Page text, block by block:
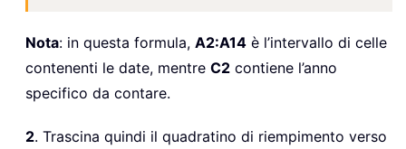
Nota: in questa formula, A2:A14 è l’intervallo di celle
contenenti le date, mentre C2 contiene l’anno
specifico da contare.
2. Trascina quindi il quadratino di riempimento verso